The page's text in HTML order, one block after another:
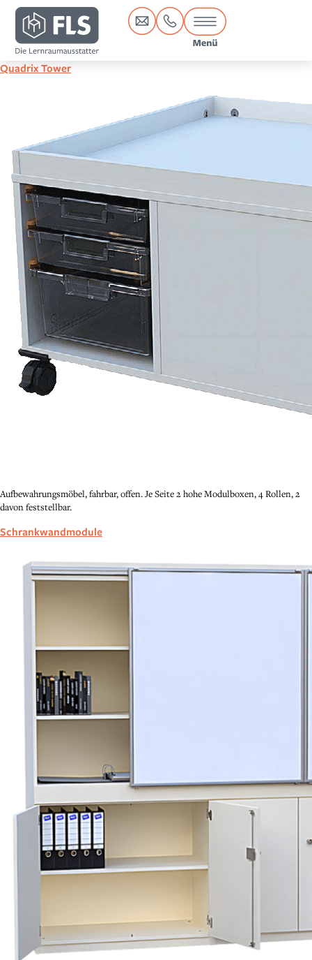
springen
Quadrix Tower
Aufbewahrungsmöbel, fahrbar, offen. Je Seite 2 hohe Modulboxen, 4 Rollen, 2
davon feststellbar.
Schrankwandmodule